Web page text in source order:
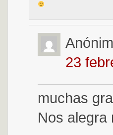
23
muchas
Nos alegra